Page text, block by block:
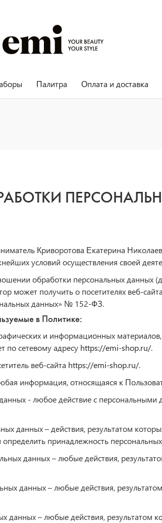
Палитра Оплата и доставка
Криворотова Екатерина
условий осуществления своей
обработки персональных данных
может получить о посетителях веб-
данных» № 152-ФЗ.
в Политике:
и информационных
по сетевому адресу https://emi-shop.ru/.
веб-сайта https://emi-shop.ru/.
информация, относящаяся к
- любое действие с
данных – действия, результатом
принадлежность
данных – любые действия,
данных – любые действия,
данных – любые действия, результатом